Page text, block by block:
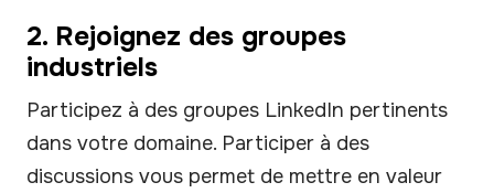
2. Rejoignez des groupes
industriels
Participez à des groupes LinkedIn pertinents
dans votre domaine. Participer à des
discussions vous permet de mettre en valeur